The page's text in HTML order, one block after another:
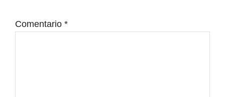
Comentario *